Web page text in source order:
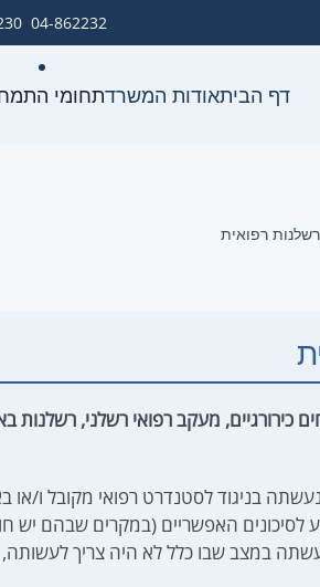
04-862232
דף הביתאודות המשרדתחומי
רשלנות רפואית
כירורגיים, מעקב רפואי רשלני,
בניגוד לסטנדרט רפואי מקובל ו/או
לסיכונים האפשריים (במקרים שבהם יש
במצב שבו כלל לא היה צריך